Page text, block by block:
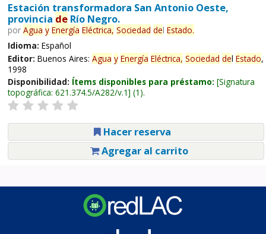
Estación transformadora San Antonio Oeste,
provincia deRío Negro.
por Agua y Energía Eléctrica, Sociedad del Estado.
Idioma: Español
Editor: Buenos Aires: Agua y Energía Eléctrica, Sociedad del Estado,
1998
Disponibilidad: Ítems disponibles para préstamo: Signatura
topográfica: 621.374.5/A282/v.1 (1).
Hacer reserva
Agregar al carrito